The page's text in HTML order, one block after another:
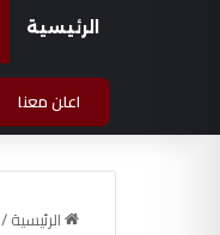
الرئيسية
اعلن معنا
الرئيسية/